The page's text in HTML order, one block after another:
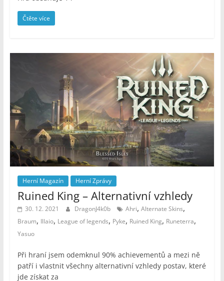
Čtěte více
Herní Magazín Herní Zprávy
Ruined King – Alternativní vzhledy
30. 12. 2021 DragonJ4k0b Ahri, Alternate Skins,
Braum, Illaio, League of legends, Pyke, Ruined King, Runeterra,
Yasuo
Při hraní jsem odemknul 90% achievementů a mezi ně
patří i vlastnit všechny alternativní vzhledy postav, které
jde získat za